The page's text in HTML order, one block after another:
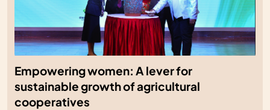
Empowering women: A lever for
sustainable growth of agricultural
cooperatives